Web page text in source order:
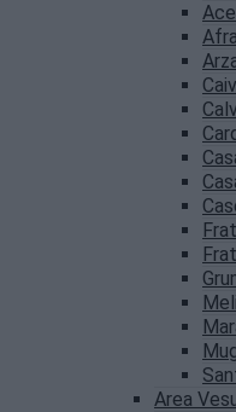
Area